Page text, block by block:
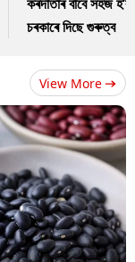
চৰকাৰে দিছে গুৰুত্ব
View More